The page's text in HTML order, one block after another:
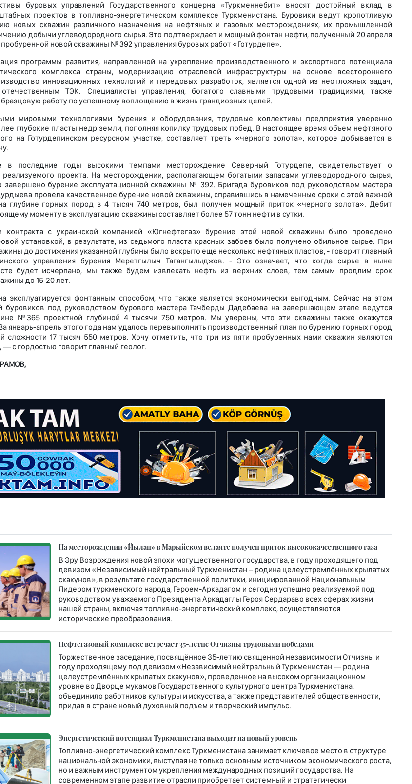
буровых управлений Государственного концерна «Туркменнебит» вносят достойный вклад в
проектов в топливно-энергетическом комплексе Туркменистана. Буровики ведут кропотливую
новых скважин различного назначения на нефтяных и газовых месторождениях, их промышленной
добычи углеводородного сырья. Это подтверждает и мощный фонтан нефти, полученный 20 апреля
новой скважины № 392 управления буровых работ «Готурдепе».
программы развития, направленной на укрепление производственного и экспортного потенциала
комплекса страны, модернизацию отраслевой инфраструктуры на основе всестороннего
инновационных технологий и передовых разработок, является одной из неотложных задач,
ТЭК. Специалисты управления, богатого славными трудовыми традициями, также
работу по успешному воплощению в жизнь грандиозных целей.
мировыми технологиями бурения и оборудования, трудовые коллективы предприятия уверенно
глубокие пласты недр земли, пополняя копилку трудовых побед. В настоящее время объем нефтяного
на Готурдепинском ресурсном участке, составляет треть «черного золота», которое добывается в
в последние годы высокими темпами месторождение Северный Готурдепе, свидетельствует о
реализуемого проекта. На месторождении, располагающем богатыми запасами углеводородного сырья,
завершено бурение эксплуатационной скважины № 392. Бригада буровиков под руководством мастера
провела качественное бурение новой скважины, справившись в намеченные сроки с этой важной
глубине горных пород в 4 тысяч 740 метров, был получен мощный приток «черного золота». Дебит
моменту в эксплуатацию скважины составляет более 57 тонн нефти в сутки.
с украинской компанией «Югнефтегаз» бурение этой новой скважины было проведено
установкой, в результате, из седьмого пласта красных забоев было получено обильное сырье. При
до достижения указанной глубины было вскрыто еще несколько нефтяных пластов, - говорит главный
управления бурения Меретгылыч Тагангылыджов. - Это означает, что когда сырье в ныне
будет исчерпано, мы также будем извлекать нефть из верхних слоев, тем самым продлим срок
до 15-20 лет.
эксплуатируется фонтанным способом, что также является экономически выгодным. Сейчас на этом
буровиков под руководством бурового мастера Тачберды Дадебаева на завершающем этапе ведутся
№365 проектной глубиной 4 тысячи 750 метров. Мы уверены, что эти скважины также окажутся
январь-апрель этого года нам удалось перевыполнить производственный план по бурению горных пород
сложности 17 тысяч 550 метров. Хочу отметить, что три из пяти пробуренных нами скважин являются
с гордостью говорит главный геолог.
На месторождении «Йылан» в Марыйском велаяте получен приток высококачественного газа
В Эру Возрождения новой эпохи могущественного государства, в году проходящего под
девизом «Независимый нейтральный Туркменистан – родина целеустремлённых крылатых
скакунов», в результате государственной политики, инициированной Национальным
Лидером туркменского народа, Героем-Аркадагом и сегодня успешно реализуемой под
руководством уважаемого Президента Аркадаглы Героя Сердараво всех сферах жизни
нашей страны, включая топливно-энергетический комплекс, осуществляются
исторические преобразования.
Нефтегазовый комплекс встречает 35-летне Отчизны трудовыми победами
Торжественное заседание, посвящённое 35-летию священной независимости Отчизны и
году проходящему под девизом «Независимый нейтральный Туркменистан — родина
целеустремлённых крылатых скакунов», проведенное на высоком организационном
уровне во Дворце мукамов Государственного культурного центра Туркменистана,
объединило работников культуры и искусства, а также представителей общественности,
придав в стране новый духовный подъем и творческий импульс.
Энергетический потенциал Туркменистана выходит на новый уровень
Топливно-энергетический комплекс Туркменистана занимает ключевое место в структуре
национальной экономики, выступая не только основным источником экономического роста,
но и важным инструментом укрепления международных позиций государства. На
современном этапе развитие отрасли приобретает системный и стратегически